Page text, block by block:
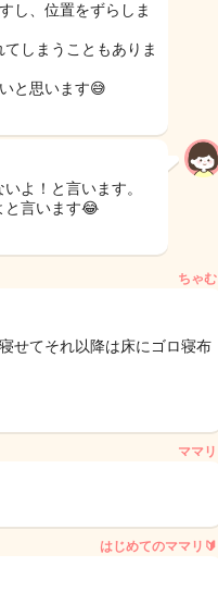
し、位置をずらしま
しまうこともありま
と思います😅
よ！と言います。
と言います😂
ちゃむ
せてそれ以降は床にゴロ寝布
ママリ
はじめてのママリ🔰